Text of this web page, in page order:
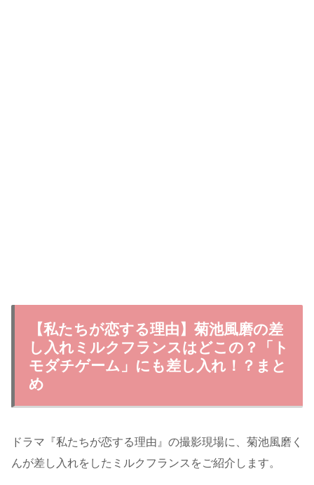
【私たちが恋する理由】菊池風磨の差
し入れミルクフランスはどこの？「ト
モダチゲーム」にも差し入れ！？まと
め
ドラマ『私たちが恋する理由』の撮影現場に、菊池風磨く
んが差し入れをしたミルクフランスをご紹介します。